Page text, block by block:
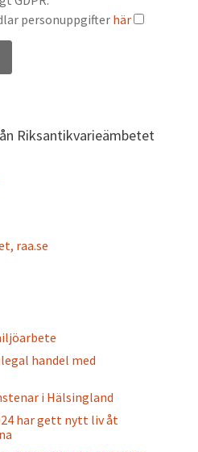
personuppgifter här
Riksantikvarieämbetet
raa.se
handel med
i Hälsingland
har gett nytt liv åt